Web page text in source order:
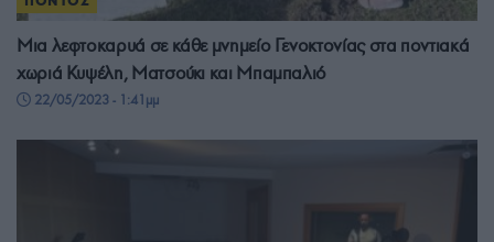
Μια λεφτοκαρυά σε κάθε μνημείο Γενοκτονίας στα ποντιακά
χωριά Κυψέλη, Ματσούκι και Μπαμπαλιό
22/05/2023 - 1:41μμ